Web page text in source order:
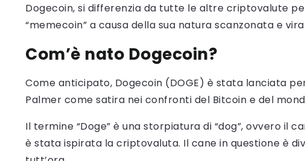
Dogecoin, si differenzia da tutte le altre criptovalute
“memecoin” a causa della sua natura scanzonata e
Com’è nato Dogecoin?
Come anticipato, Dogecoin (DOGE) è stata lanciata
Palmer come satira nei confronti del Bitcoin e del
Il termine “Doge” è una storpiatura di “dog”, ovvero il
è stata ispirata la criptovaluta. Il cane in questione è